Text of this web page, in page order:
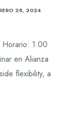
28, 2024
1:00
en Alianza
flexibility, a